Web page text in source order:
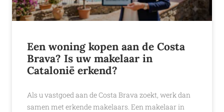
Een woning kopen aan de Costa
Brava? Is uw makelaar in
Catalonië erkend?
Als u vastgoed aan de Costa Brava zoekt, werk dan
samen met erkende makelaars. Een makelaar in